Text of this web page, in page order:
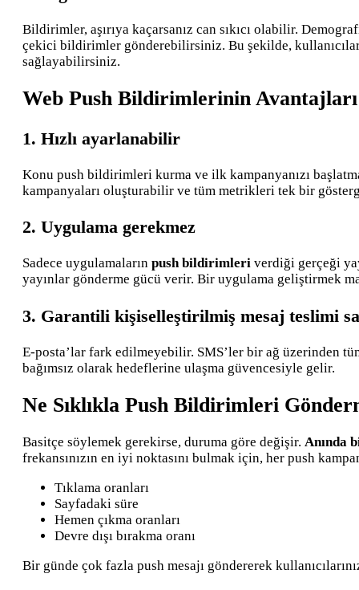
Bildirimler, aşırıya kaçarsanız can sıkıcı olabilir.
çekici bildirimler gönderebilirsiniz. Bu şekilde,
sağlayabilirsiniz.
Web Push Bildirimlerinin
1. Hızlı ayarlanabilir
Konu push bildirimleri kurma ve ilk kampanyanızı
kampanyaları oluşturabilir ve tüm metrikleri tek bir
2. Uygulama gerekmez
Sadece uygulamaların push bildirimleri verdiği gerçeği
yayınlar gönderme gücü verir. Bir uygulama geliştirmek
3. Garantili kişiselleştirilmiş mesaj teslimi
E-posta’lar fark edilmeyebilir. SMS’ler bir ağ üzerinden
bağımsız olarak hedeflerine ulaşma güvencesiyle gelir.
Ne Sıklıkla Push Bildirimleri
Basitçe söylemek gerekirse, duruma göre değişir. Anında
frekansınızın en iyi noktasını bulmak için, her push
Tıklama oranları
Sayfadaki süre
Hemen çıkma oranları
Devre dışı bırakma oranı
Bir günde çok fazla push mesajı göndererek